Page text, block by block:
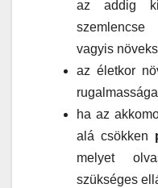
az addig
szemlencse
vagyis
az életkor
ha az
alá csökken
melyet
szükséges